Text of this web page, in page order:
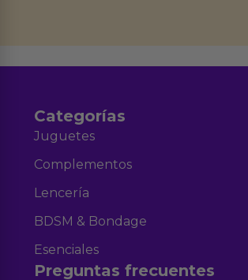
Categorías
Juguetes
Complementos
Lencería
BDSM & Bondage
Esenciales
Preguntas frecuentes